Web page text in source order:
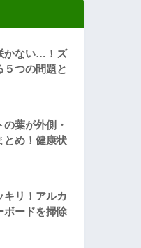
かない…！ズ
５つの問題と
の葉が外側・
とめ！健康状
キリ！アルカ
ボードを掃除